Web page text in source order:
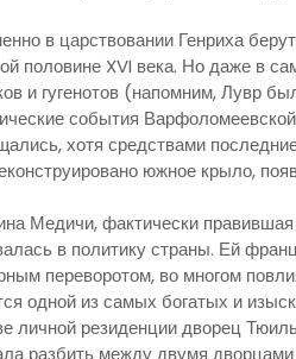
в царствовании Генриха
половине XVI века. Но даже в
и гугенотов (напомним, Лувр
события
хотя средствами
южное крыло,
Медичи, фактически
в политику страны. Ей
переворотом, во многом
одной из самых богатых и
личной резиденции дворец
разбить между двумя